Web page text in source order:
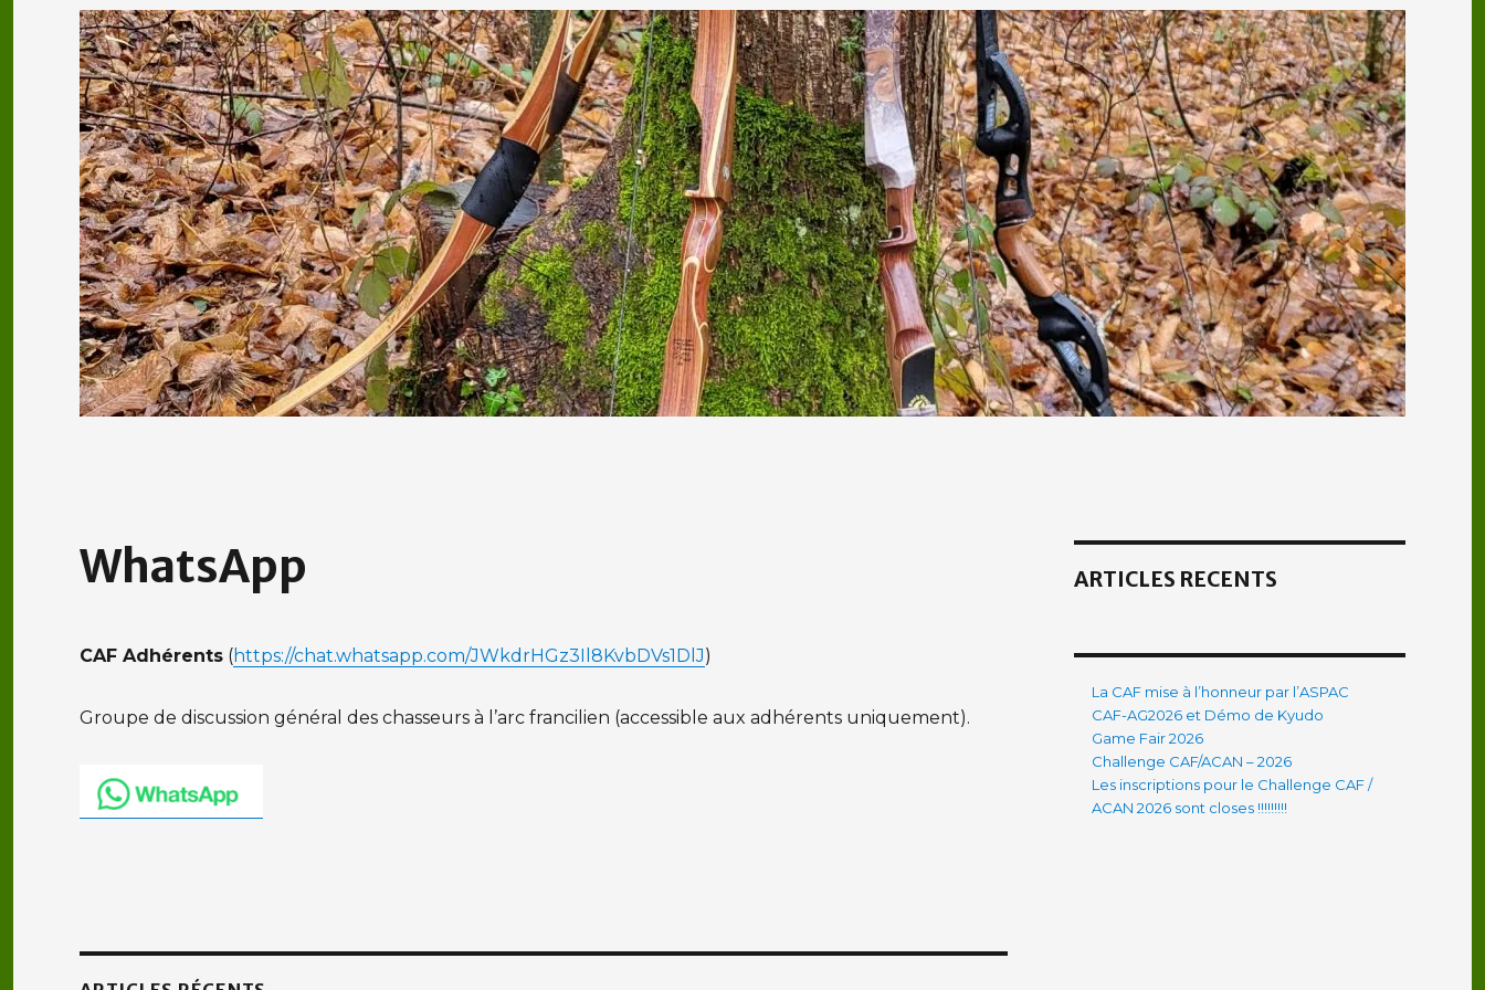
WhatsApp
CAF Adhérents (https://chat.whatsapp.com/JWkdrHGz3Il8KvbDVs1DlJ)
Groupe de discussion général des chasseurs à l’arc francilien (accessible aux adhérents uniquement).
ARTICLES RECENTS
La CAF mise à l’honneur par l’ASPAC
CAF-AG2026 et Démo de Kyudo
Game Fair 2026
Challenge CAF/ACAN – 2026
Les inscriptions pour le Challenge CAF /
ACAN 2026 sont closes !!!!!!!!!